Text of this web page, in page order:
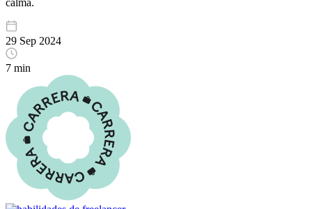
calma.
29 Sep 2024
7 min